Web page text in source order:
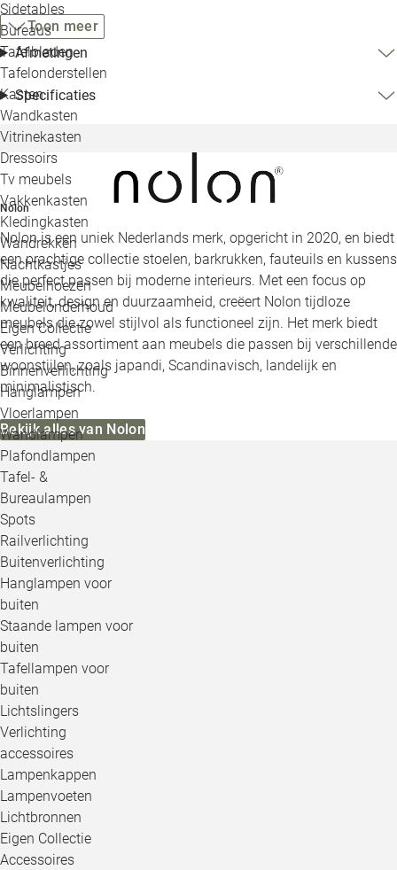
Sidetables
Bureaus
Tafelbladen
Tafelonderstellen
Kasten
Wandkasten
Vitrinekasten
Dressoirs
Tv meubels
Vakkenkasten
Kledingkasten
Wandrekken
Nachtkastjes
Meubelhoezen
Meubelonderhoud
Eigen Collectie
Verlichting
Binnenverlichting
Hanglampen
Vloerlampen
Wandlampen
Plafondlampen
Tafel- &
Bureaulampen
Spots
Railverlichting
Buitenverlichting
Hanglampen voor
buiten
Staande lampen voor
buiten
Tafellampen voor
buiten
Lichtslingers
Verlichting
accessoires
Lampenkappen
Lampenvoeten
Lichtbronnen
Eigen Collectie
Accessoires
Alle
Toon meer
Afmetingen
Specificaties
Nolon
Nolon is een uniek Nederlands merk, opgericht in 2020, en biedt
een prachtige collectie stoelen, barkrukken, fauteuils en kussens
die perfect passen bij moderne interieurs. Met een focus op
kwaliteit, design en duurzaamheid, creëert Nolon tijdloze
meubels die zowel stijlvol als functioneel zijn. Het merk biedt
een breed assortiment aan meubels die passen bij verschillende
woonstijlen, zoals japandi, Scandinavisch, landelijk en
minimalistisch.
Bekijk alles van Nolon